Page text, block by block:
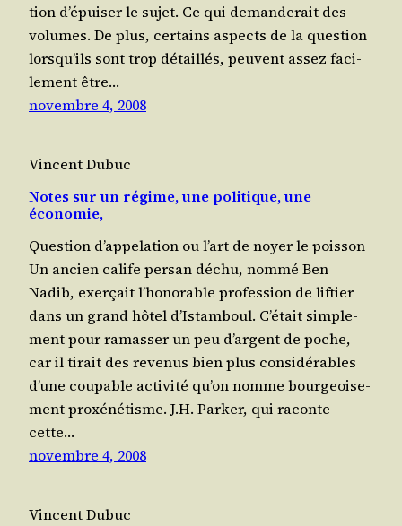
tion d’é­pui­ser le sujet. Ce qui deman­de­rait des
volumes. De plus, cer­tains aspects de la ques­tion
lors­qu’ils sont trop détaillés, peuvent assez faci­
le­ment être…
novembre 4, 2008
Vincent Dubuc
Notes sur un régime, une politique, une
économie,
Question d’appelation ou l’art de noyer le poisson
Un ancien calife per­san déchu, nom­mé Ben
Nadib, exer­çait l’ho­no­rable pro­fes­sion de lif­tier
dans un grand hôtel d’Is­tam­boul. C’é­tait sim­ple­
ment pour ramas­ser un peu d’argent de poche,
car il tirait des reve­nus bien plus consi­dé­rables
d’une cou­pable acti­vi­té qu’on nomme bour­geoi­se­
ment proxé­né­tisme. J.H. Par­ker, qui raconte
cette…
novembre 4, 2008
Vincent Dubuc